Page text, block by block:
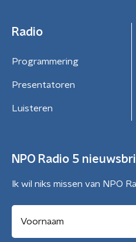
Radio
Programmering
Presentatoren
Luisteren
NPO Radio 5
Ik wil niks missen van NPO